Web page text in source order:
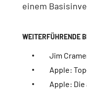
einem
Jim
Apple:
Apple: